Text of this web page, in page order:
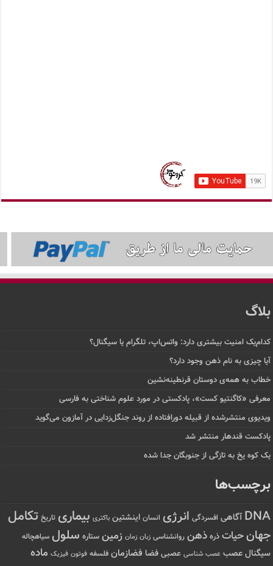
بلاگ
کدام‌یک امنیت بیشتری دارد: واتس‌اپ، تلگرام یا سیگنال؟
آیا چیزی به نام ذهن وجود دارد؟
خطاب به همه‌ی دوستان قرنطینه‌نشین
معرفی «کاگنتیو کست»، پادکستی در مورد علوم شناختی به فارسی
ویدیوی منتشرشده از قبیله دورافتاده‌ از روند جنگل‌زدایی در آمازون می‌گوید
پادکست قندهار منتشر شد
یک کوه یخ به تازگی از جنوبگان جدا شده
برچسب‌ها
DNA آگاهی افسردگی انرژی انسان اینشتین باکتری بیماری تاریخ تکامل
جهانحیات ذره ذهن روانشناسی زبان زمان زمین ستاره سلول سیاهچاله
سیگنال عصب عصب شناسی عصبی فضا فضازمان فلسفه فوتون فیزیک ماده